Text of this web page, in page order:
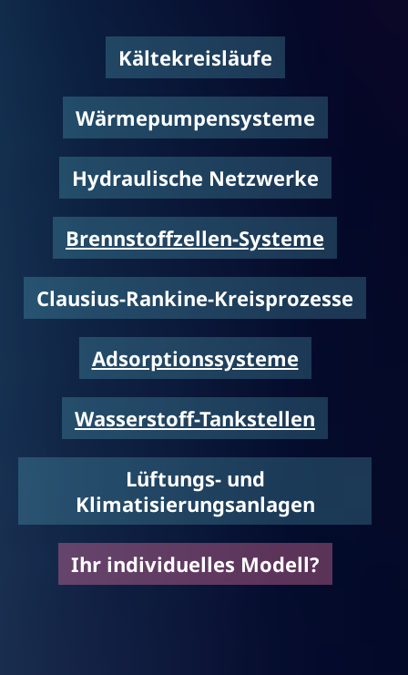
Kältekreisläufe
Wärmepumpensysteme
Hydraulische Netzwerke
Brennstoffzellen-Systeme
Clausius-Rankine-Kreisprozesse
Adsorptionssysteme
Wasserstoff-Tankstellen
Lüftungs- und
Klimatisierungsanlagen
Ihr individuelles Modell?